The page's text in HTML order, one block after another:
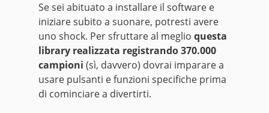
Se sei abituato a installare il software e
iniziare subito a suonare, potresti avere
uno shock. Per sfruttare al meglio questa
library realizzata registrando 370.000
campioni (sì, davvero) dovrai imparare a
usare pulsanti e funzioni specifiche prima
di cominciare a divertirti.